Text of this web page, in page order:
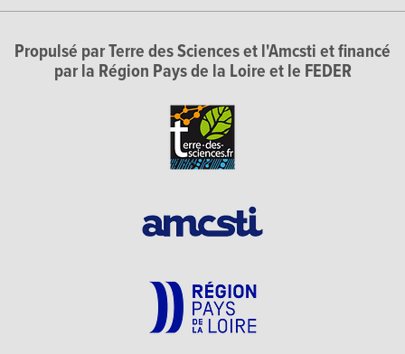
Propulsé par Terre des Sciences et l'Amcsti et financé
par la Région Pays de la Loire et le FEDER